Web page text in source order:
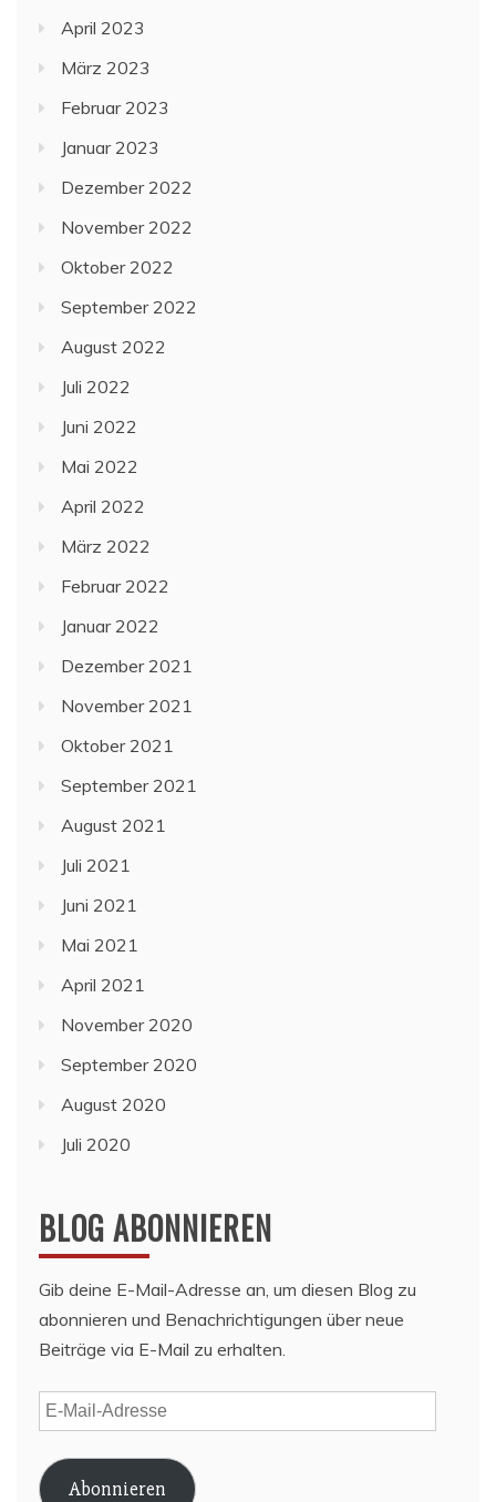
April 2023
März 2023
Februar 2023
Januar 2023
Dezember 2022
November 2022
Oktober 2022
September 2022
August 2022
Juli 2022
Juni 2022
Mai 2022
April 2022
März 2022
Februar 2022
Januar 2022
Dezember 2021
November 2021
Oktober 2021
September 2021
August 2021
Juli 2021
Juni 2021
Mai 2021
April 2021
November 2020
September 2020
August 2020
Juli 2020
BLOG ABONNIEREN
Gib deine E-Mail-Adresse an, um diesen Blog zu
abonnieren und Benachrichtigungen über neue
Beiträge via E-Mail zu erhalten.
E-
Mail-
Adresse
Abonnieren